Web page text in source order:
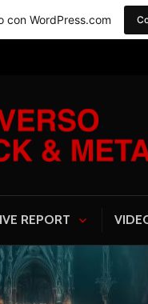
Rock
REPORT
con WordPress.com